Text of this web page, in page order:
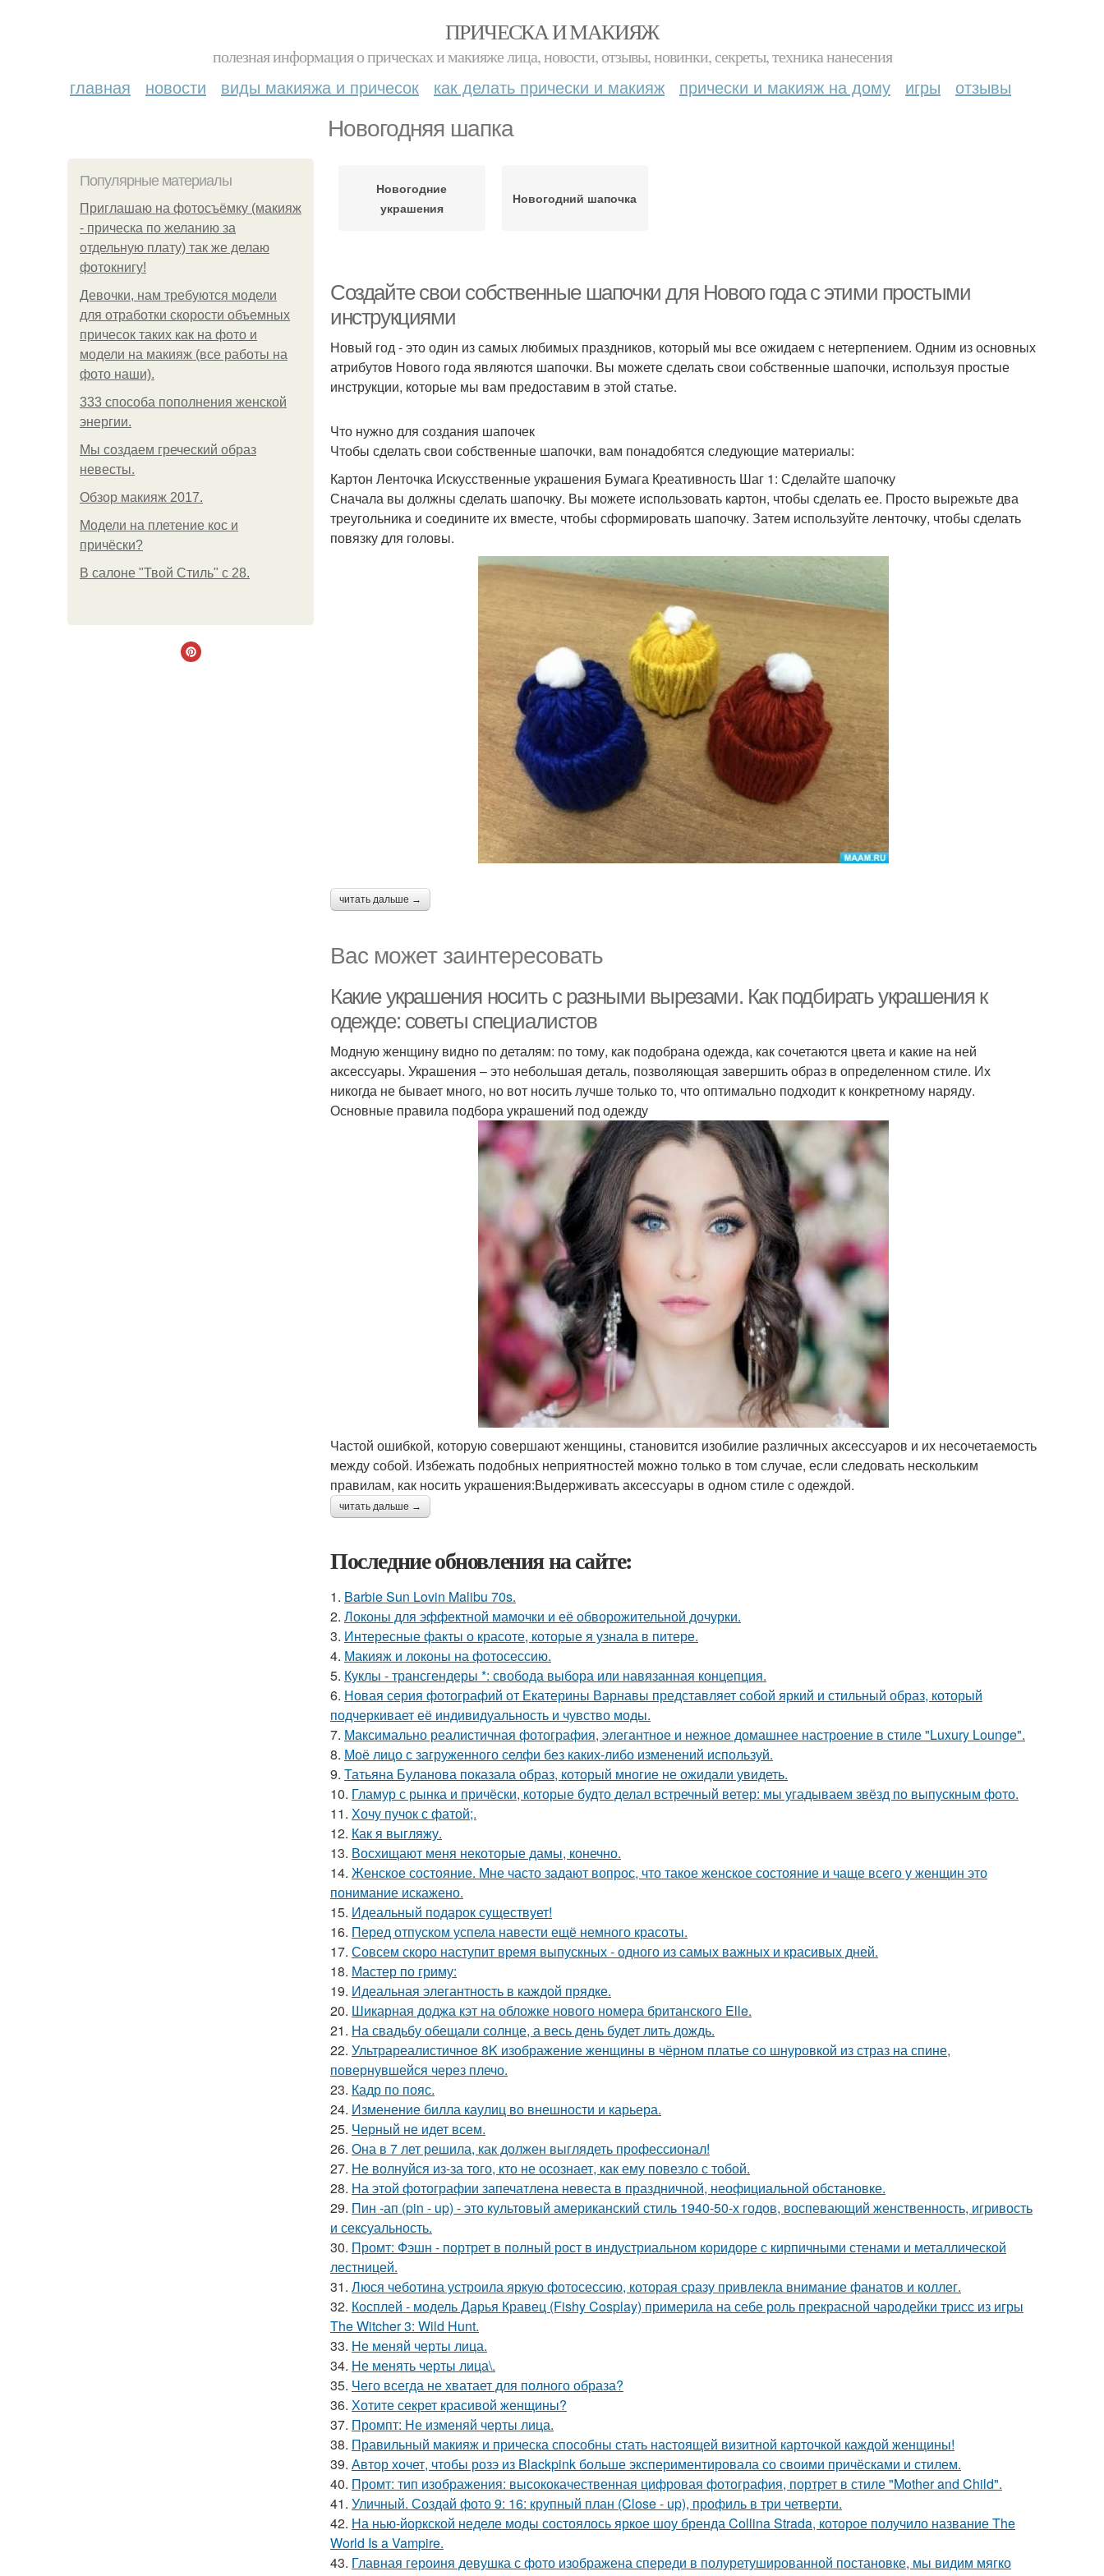
ПРИЧЕСКА И МАКИЯЖ
полезная информация о прическах и макияже лица, новости, отзывы, новинки, секреты, техника нанесения
главная новости виды макияжа и причесок как делать прически и макияж прически и макияж на дому игры отзывы
Новогодняя шапка
Популярные материалы
Приглашаю на фотосъёмку (макияж
- прическа по желанию за
отдельную плату) так же делаю
фотокнигу!
Девочки, нам требуются модели
для отработки скорости объемных
причесок таких как на фото и
модели на макияж (все работы на
фото наши).
333 способа пополнения женской
энергии.
Мы создаем греческий образ
невесты.
Обзор макияж 2017.
Модели на плетение кос и
причёски?
В салоне "Твой Стиль" с 28.
Новогодние
украшения
Новогодний шапочка
Создайте свои собственные шапочки для Нового года с этими простыми
инструкциями
Новый год - это один из самых любимых праздников, который мы все ожидаем с нетерпением. Одним из основных
атрибутов Нового года являются шапочки. Вы можете сделать свои собственные шапочки, используя простые
инструкции, которые мы вам предоставим в этой статье.
Что нужно для создания шапочек
Чтобы сделать свои собственные шапочки, вам понадобятся следующие материалы:
Картон Ленточка Искусственные украшения Бумага Креативность Шаг 1: Сделайте шапочку
Сначала вы должны сделать шапочку. Вы можете использовать картон, чтобы сделать ее. Просто вырежьте два
треугольника и соедините их вместе, чтобы сформировать шапочку. Затем используйте ленточку, чтобы сделать
повязку для головы.
читать дальше →
Вас может заинтересовать
Какие украшения носить с разными вырезами. Как подбирать украшения к
одежде: советы специалистов
Модную женщину видно по деталям: по тому, как подобрана одежда, как сочетаются цвета и какие на ней
аксессуары. Украшения – это небольшая деталь, позволяющая завершить образ в определенном стиле. Их
никогда не бывает много, но вот носить лучше только то, что оптимально подходит к конкретному наряду.
Основные правила подбора украшений под одежду
Частой ошибкой, которую совершают женщины, становится изобилие различных аксессуаров и их несочетаемость
между собой. Избежать подобных неприятностей можно только в том случае, если следовать нескольким
правилам, как носить украшения:Выдерживать аксессуары в одном стиле с одеждой.
читать дальше →
Последние обновления на сайте:
1. Barbie Sun Lovin Malibu 70s.
2. Локоны для эффектной мамочки и её обворожительной дочурки.
3. Интересные факты о красоте, которые я узнала в питере.
4. Макияж и локоны на фотосессию.
5. Куклы - трансгендеры *: свобода выбора или навязанная концепция.
6. Новая серия фотографий от Екатерины Варнавы представляет собой яркий и стильный образ, который
подчеркивает её индивидуальность и чувство моды.
7. Максимально реалистичная фотография, элегантное и нежное домашнее настроение в стиле "Luxury Lounge".
8. Моё лицо с загруженного селфи без каких-либо изменений используй.
9. Татьяна Буланова показала образ, который многие не ожидали увидеть.
10. Гламур с рынка и причёски, которые будто делал встречный ветер: мы угадываем звёзд по выпускным фото.
11. Хочу пучок с фатой;.
12. Как я выгляжу.
13. Восхищают меня некоторые дамы, конечно.
14. Женское состояние. Мне часто задают вопрос, что такое женское состояние и чаще всего у женщин это
понимание искажено.
15. Идеальный подарок существует!
16. Перед отпуском успела навести ещё немного красоты.
17. Совсем скоро наступит время выпускных - одного из самых важных и красивых дней.
18. Мастер по гриму:
19. Идеальная элегантность в каждой прядке.
20. Шикарная доджа кэт на обложке нового номера британского Elle.
21. На свадьбу обещали солнце, а весь день будет лить дождь.
22. Ультрареалистичное 8K изображение женщины в чёрном платье со шнуровкой из страз на спине,
повернувшейся через плечо.
23. Кадр по пояс.
24. Изменение билла каулиц во внешности и карьера.
25. Черный не идет всем.
26. Она в 7 лет решила, как должен выглядеть профессионал!
27. Не волнуйся из-за того, кто не осознает, как ему повезло с тобой.
28. На этой фотографии запечатлена невеста в праздничной, неофициальной обстановке.
29. Пин -ап (pin - up) - это культовый американский стиль 1940-50-х годов, воспевающий женственность, игривость
и сексуальность.
30. Промт: Фэшн - портрет в полный рост в индустриальном коридоре с кирпичными стенами и металлической
лестницей.
31. Люся чеботина устроила яркую фотосессию, которая сразу привлекла внимание фанатов и коллег.
32. Косплей - модель Дарья Кравец (Fishy Cosplay) примерила на себе роль прекрасной чародейки трисс из игры
The Witcher 3: Wild Hunt.
33. Не меняй черты лица.
34. Не менять черты лица\.
35. Чего всегда не хватает для полного образа?
36. Хотите секрет красивой женщины?
37. Промпт: Не изменяй черты лица.
38. Правильный макияж и прическа способны стать настоящей визитной карточкой каждой женщины!
39. Автор хочет, чтобы розэ из Blackpink больше экспериментировала со своими причёсками и стилем.
40. Промт: тип изображения: высококачественная цифровая фотография, портрет в стиле "Mother and Child".
41. Уличный. Создай фото 9: 16: крупный план (Close - up), профиль в три четверти.
42. На нью-йоркской неделе моды состоялось яркое шоу бренда Collina Strada, которое получило название The
World Is a Vampire.
43. Главная героиня девушка с фото изображена спереди в полуретушированной постановке, мы видим мягко